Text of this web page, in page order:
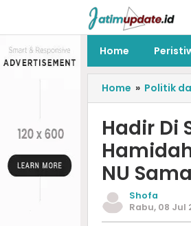
Home
Home » Politik
Hadir Di
NU
Shofa
Rabu, 08 Jul